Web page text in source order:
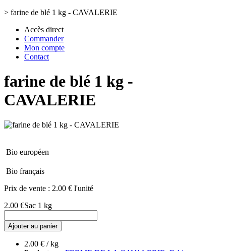
> farine de blé 1 kg - CAVALERIE
Accès direct
Commander
Mon compte
Contact
farine de blé 1 kg -
CAVALERIE
Bio européen
Bio français
Prix de vente : 2.00 € l'unité
2.00 €Sac 1 kg
Ajouter au panier
2.00 € / kg